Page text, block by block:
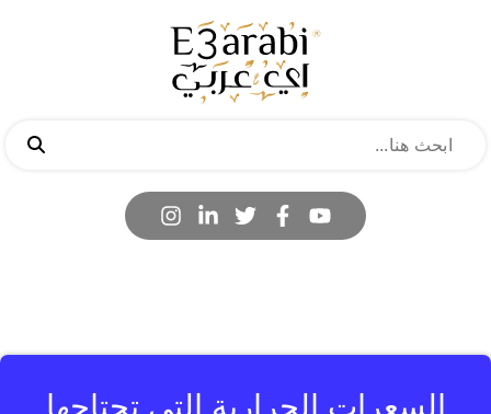
السعرات الحرارية التي تحتاجها